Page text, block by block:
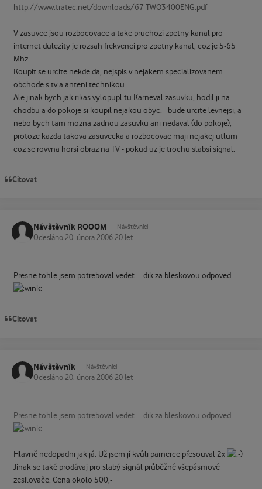
http://www.tratec.net/downloads/67-TWO3400ENG.pdf
V zasuvce jsou rozbocovace a take pruchozi zpetny kanal pro
internet dulezity je rozsah frekvenci pro zpetny kanal, coz je 5-65
Mhz.
Koupit se urcite nekde da, nejspis v nejakem specializovanem
obchode s tv a anteni technikou.
Ale jinak bych jak rikas vylopupl tu Karneval zasuvku, hodil ji na
chodbu a do pokoje si koupil nejakou obyc. - bude urcite levnejsi, a
nebo bych tam mozna zadnou zasuvku ani nedaval (do pokoje),
protoze kazda takova zasuvecka a rozbocovac maji nejakej utlum
coz se rovvna horsi obraz na TV - pokud uz je trochu slabsi signal.
Citovat
Návštěvník ROOOM Návštěvníci
Odesláno 20. února 2006 20 let
Presne tohle jsem potreboval vedet ... dik za bleskovou odpoved.
Citovat
Návštěvník Návštěvníci
Odesláno 20. února 2006 20 let
Presne tohle jsem potreboval vedet ... dik za bleskovou odpoved.
Hlavně nedopadni jak já. Už jsem jí kvůli parnerce přesouval 2x
Jinak se také prodávaj pro slabý signál průběžné všepásmové
zesilovače. Cena okolo 500,-